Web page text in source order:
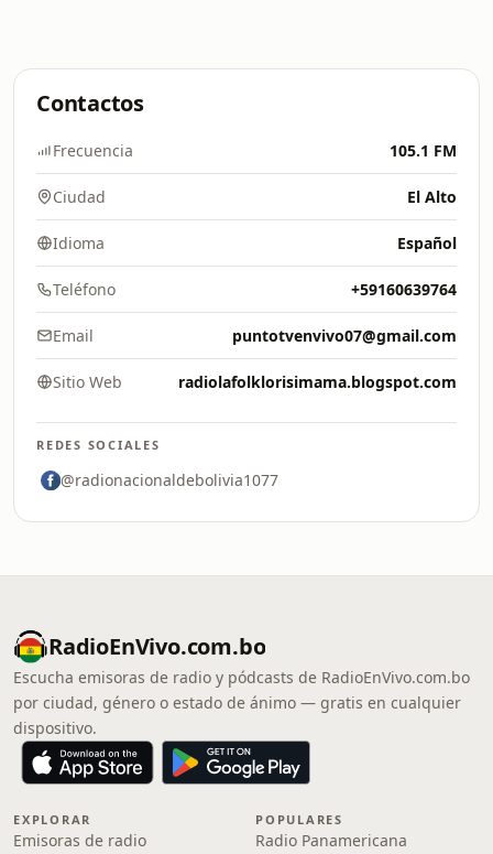
Contactos
Frecuencia 105.1 FM
Ciudad El Alto
Idioma Español
Teléfono +59160639764
Email puntotvenvivo07@gmail.com
Sitio Web radiolafolklorisimama.blogspot.com
REDES SOCIALES
@radionacionaldebolivia1077
RadioEnVivo.com.bo
Escucha emisoras de radio y pódcasts de RadioEnVivo.com.bo
por ciudad, género o estado de ánimo — gratis en cualquier
dispositivo.
EXPLORAR
Emisoras de radio
POPULARES
Radio Panamericana